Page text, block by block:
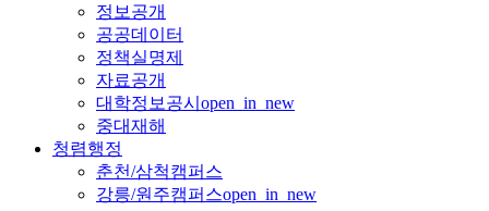
정보공개
공공데이터
정책실명제
자료공개
대학정보공시 open_in_new
중대재해
청렴행정
춘천/삼척캠퍼스
강릉/원주캠퍼스open_in_new